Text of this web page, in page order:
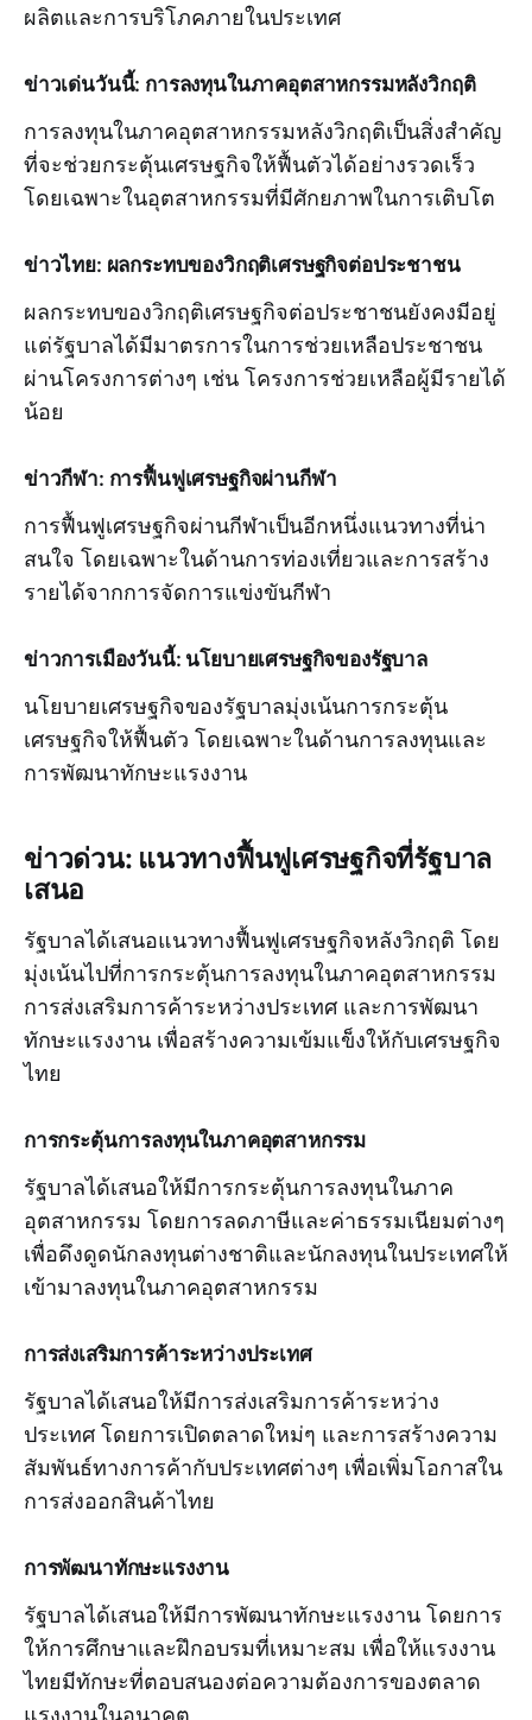
ผลิตและการบริโภคภายในประเทศ
ข่าวเด่นวันนี้: การลงทุนในภาคอุตสาหกรรมหลังวิกฤติ
การลงทุนในภาคอุตสาหกรรมหลังวิกฤติเป็นสิ่งสำคัญ
ที่จะช่วยกระตุ้นเศรษฐกิจให้ฟื้นตัวได้อย่างรวดเร็ว
โดยเฉพาะในอุตสาหกรรมที่มีศักยภาพในการเติบโต
ข่าวไทย: ผลกระทบของวิกฤติเศรษฐกิจต่อประชาชน
ผลกระทบของวิกฤติเศรษฐกิจต่อประชาชนยังคงมีอยู่
แต่รัฐบาลได้มีมาตรการในการช่วยเหลือประชาชน
ผ่านโครงการต่างๆ เช่น โครงการช่วยเหลือผู้มีรายได้
น้อย
ข่าวกีฬา: การฟื้นฟูเศรษฐกิจผ่านกีฬา
การฟื้นฟูเศรษฐกิจผ่านกีฬาเป็นอีกหนึ่งแนวทางที่น่า
สนใจ โดยเฉพาะในด้านการท่องเที่ยวและการสร้าง
รายได้จากการจัดการแข่งขันกีฬา
ข่าวการเมืองวันนี้: นโยบายเศรษฐกิจของรัฐบาล
นโยบายเศรษฐกิจของรัฐบาลมุ่งเน้นการกระตุ้น
เศรษฐกิจให้ฟื้นตัว โดยเฉพาะในด้านการลงทุนและ
การพัฒนาทักษะแรงงาน
ข่าวด่วน: แนวทางฟื้นฟูเศรษฐกิจที่รัฐบาล
เสนอ
รัฐบาลได้เสนอแนวทางฟื้นฟูเศรษฐกิจหลังวิกฤติ โดย
มุ่งเน้นไปที่การกระตุ้นการลงทุนในภาคอุตสาหกรรม
การส่งเสริมการค้าระหว่างประเทศ และการพัฒนา
ทักษะแรงงาน เพื่อสร้างความเข้มแข็งให้กับเศรษฐกิจ
ไทย
การกระตุ้นการลงทุนในภาคอุตสาหกรรม
รัฐบาลได้เสนอให้มีการกระตุ้นการลงทุนในภาค
อุตสาหกรรม โดยการลดภาษีและค่าธรรมเนียมต่างๆ
เพื่อดึงดูดนักลงทุนต่างชาติและนักลงทุนในประเทศให้
เข้ามาลงทุนในภาคอุตสาหกรรม
การส่งเสริมการค้าระหว่างประเทศ
รัฐบาลได้เสนอให้มีการส่งเสริมการค้าระหว่าง
ประเทศ โดยการเปิดตลาดใหม่ๆ และการสร้างความ
สัมพันธ์ทางการค้ากับประเทศต่างๆ เพื่อเพิ่มโอกาสใน
การส่งออกสินค้าไทย
การพัฒนาทักษะแรงงาน
รัฐบาลได้เสนอให้มีการพัฒนาทักษะแรงงาน โดยการ
ให้การศึกษาและฝึกอบรมที่เหมาะสม เพื่อให้แรงงาน
ไทยมีทักษะที่ตอบสนองต่อความต้องการของตลาด
แรงงานในอนาคต